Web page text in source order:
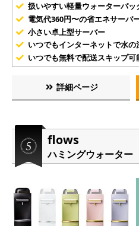
扱いやすい軽量ウォーターパッ
電気代360円〜の省エネサーバ
小さい卓上型サーバー
いつでもインターネットで水
いつでも無料で配送スキップ可
詳細ページ
flows
ハミングウォーター